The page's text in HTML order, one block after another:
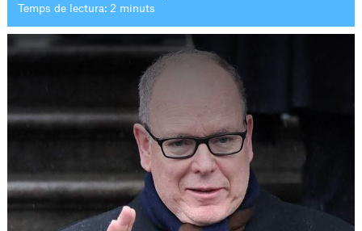
Temps de lectura: 2 minuts